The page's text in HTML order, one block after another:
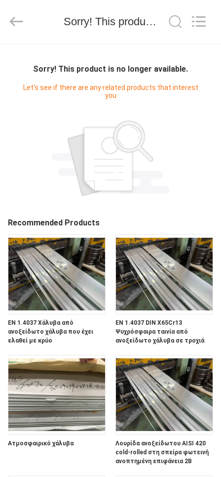
ΠΡΟΪΌΝΤΑ
ΠΟΙΟΤΙΚΌΣ
ΈΛΕΓΧΟΣ
ΜΑΣ
ΕΛΆΤΕ
ΣΕ
ΕΠΑΦΉ
ΖΗΤΉΣΤΕ
ΈΝΑ
ΑΠΌΣΠΑΣΜΑ
SITEMAP
Sorry! This product is no longer available.
Sorry! This product is no longer available.
Let's see if there are any related products that interest
you
Recommended Products
EN 1.4037 Χάλυβα από
ανοξείδωτο χάλυβα που έχει
ελαθεί με κρύο
EN 1.4037 DIN X65Cr13
Ψυχρόσφαιρα ταινία από
ανοξείδωτο χάλυβα σε τροχιά
Ατμοσφαιρικό χάλυβα
Λουρίδα ανοξείδωτου AISI 420
cold-rolled στη σπείρα φωτεινή
ανοπτημένη επιφάνεια 2B